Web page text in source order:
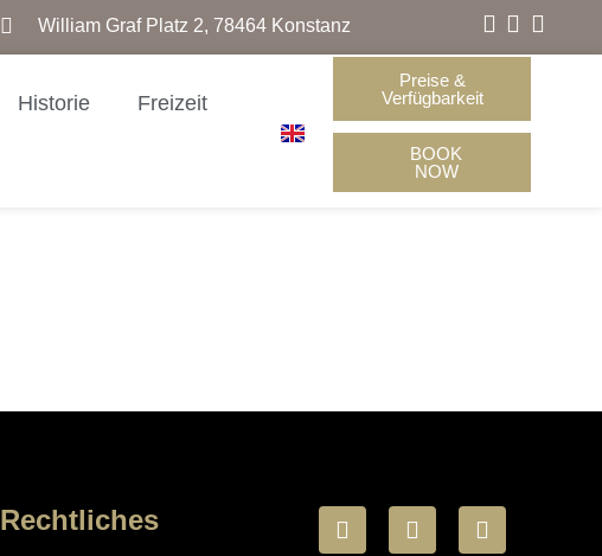
William Graf Platz 2, 78464 Konstanz
Historie Freizeit
Preise &
Verfügbarkeit
BOOK
NOW
Rechtliches